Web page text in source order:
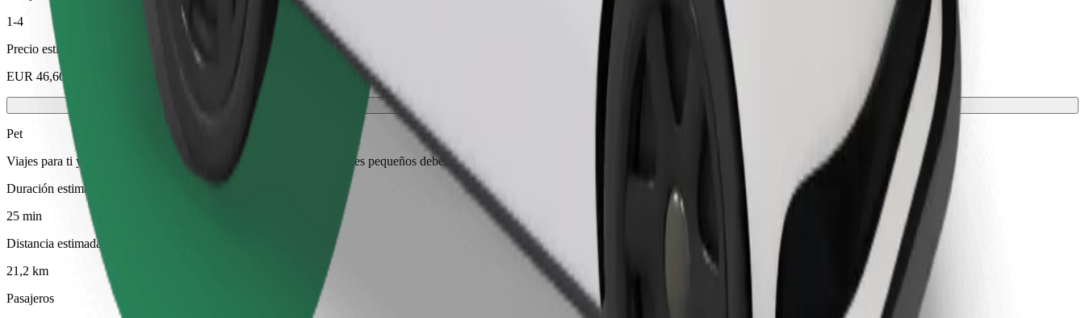
1-4
Precio estimado
EUR 46,60
Pet
Viajes para ti y tu mascota. Los perros deben llevar bozal, los animales pequeños deben ir en transportín y los asientos deben protegerse con una manta o funda.
Duración estimada del viaje
25 min
Distancia estimada
21,2 km
Pasajeros